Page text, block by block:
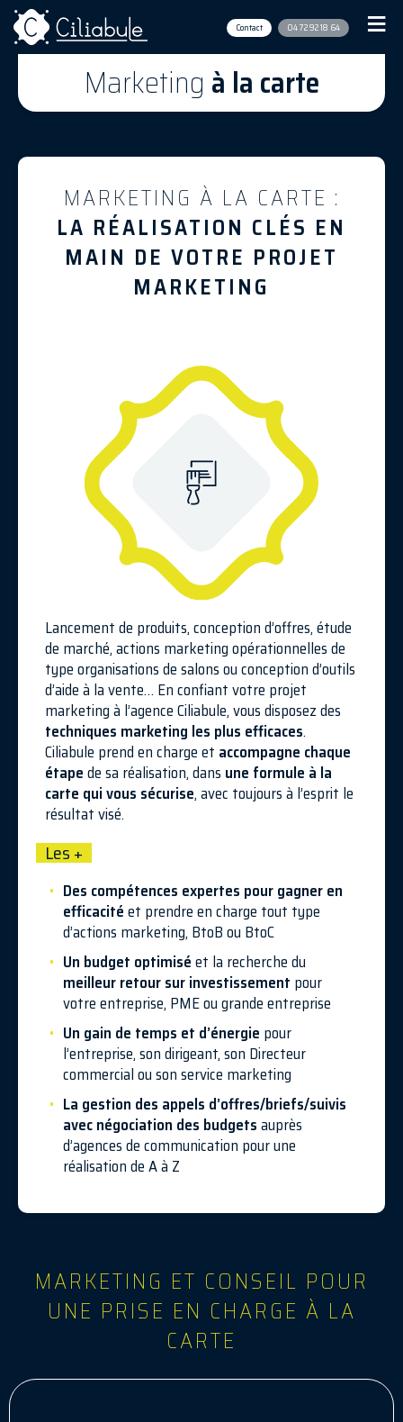
Contact 04 72 92 18 64
Marketing à la carte
MARKETING À LA CARTE :
LA RÉALISATION CLÉS EN
MAIN DE VOTRE PROJET
MARKETING
Lancement de produits, conception d’offres, étude
de marché, actions marketing opérationnelles de
type organisations de salons ou conception d’outils
d’aide à la vente… En confiant votre projet
marketing à l’agence Ciliabule, vous disposez des
techniques marketing les plus efficaces.
Ciliabule prend en charge et accompagne chaque
étapede sa réalisation, dans une formule à la
carte qui vous sécurise, avec toujours à l’esprit le
résultat visé.
Les +
Des compétences expertes pour gagner en
efficacitéet prendre en charge tout type
d’actions marketing, BtoB ou BtoC
Un budget optimiséet la recherche du
meilleur retour sur investissement pour
votre entreprise, PME ou grande entreprise
Un gain de temps et d’énergie pour
l’entreprise, son dirigeant, son Directeur
commercial ou son service marketing
La gestion des appels d’offres/briefs/suivis
avec négociation des budgetsauprès
d’agences de communication pour une
réalisation de A à Z
MARKETING ET CONSEIL POUR
UNE PRISE EN CHARGE À LA
CARTE